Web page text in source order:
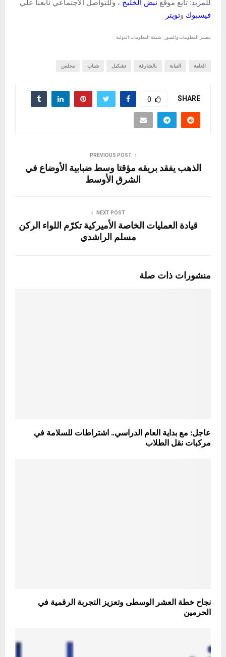
للمزيد: تابع موقع نبض الخليج ، وللتواصل الاجتماعي تابعنا علي
فيسبوك وتويتر
مصدر المعلومات والصور : شبكة المعلومات الدولية
العامة النيابة بالشارقة تشكيل شباب مجلس
SHARE
0
PREVIOUS POST
الذهب يفقد بريقه مؤقتا وسط ضبابية الأوضاع في
الشرق الأوسط
NEXT POST
قيادة العمليات الخاصة الأميركية تكرّم اللواء الركن
مسلم الراشدي
منشورات ذات صلة
عاجل: مع بداية العام الدراسي.. اشتراطات للسلامة في
مركبات نقل الطلاب
نجاح خطة العشر الوسطى وتعزيز التجربة الرقمية في
الحرمين